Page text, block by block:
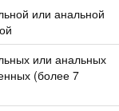
или анальной
или анальных
(более 7